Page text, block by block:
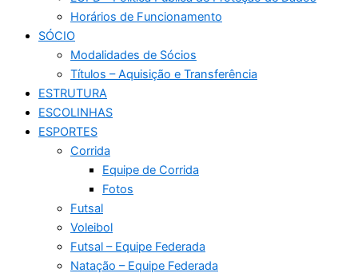
Horários de Funcionamento
SÓCIO
Modalidades de Sócios
Títulos – Aquisição e Transferência
ESTRUTURA
ESCOLINHAS
ESPORTES
Corrida
Equipe de Corrida
Fotos
Futsal
Voleibol
Futsal – Equipe Federada
Natação – Equipe Federada